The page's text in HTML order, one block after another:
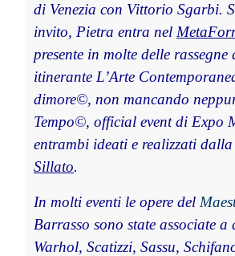
di Venezia con Vittorio Sgarbi.
invito, Pietra entra nel
presente in molte delle rassegne
itinerante L’Arte
dimore©, non mancando
Tempo©, official event di Expo
entrambi ideati e realizzati dalla
Sillato.
In molti eventi le opere del
Barrasso sono state associate a
Warhol, Scatizzi, Sassu,